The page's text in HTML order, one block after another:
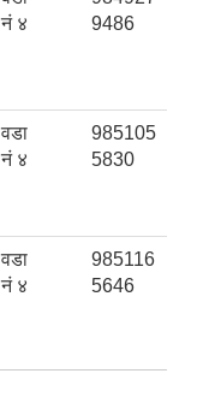
नं ४
9486
वडा
नं ४
985105
5830
वडा
नं ४
985116
5646